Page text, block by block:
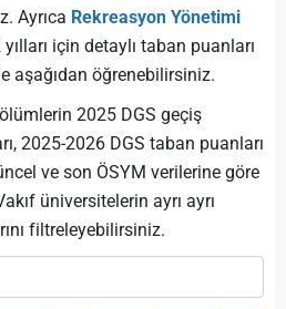
Ayrıca Rekreasyon Yönetimi
için detaylı taban puanları
aşağıdan öğrenebilirsiniz.
2025 DGS geçiş
2025-2026 DGS taban puanları
ve son ÖSYM verilerine göre
üniversitelerin ayrı ayrı
filtreleyebilirsiniz.